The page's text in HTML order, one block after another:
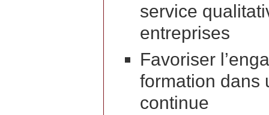
service
entreprises
Favoriser
formation dans
continue